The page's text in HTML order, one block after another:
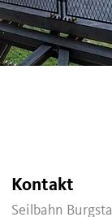
Kontakt
Seilbahn